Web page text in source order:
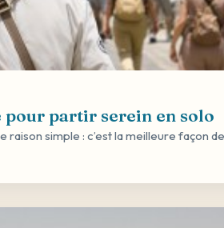
pour partir serein en solo
raison simple : c’est la meilleure façon